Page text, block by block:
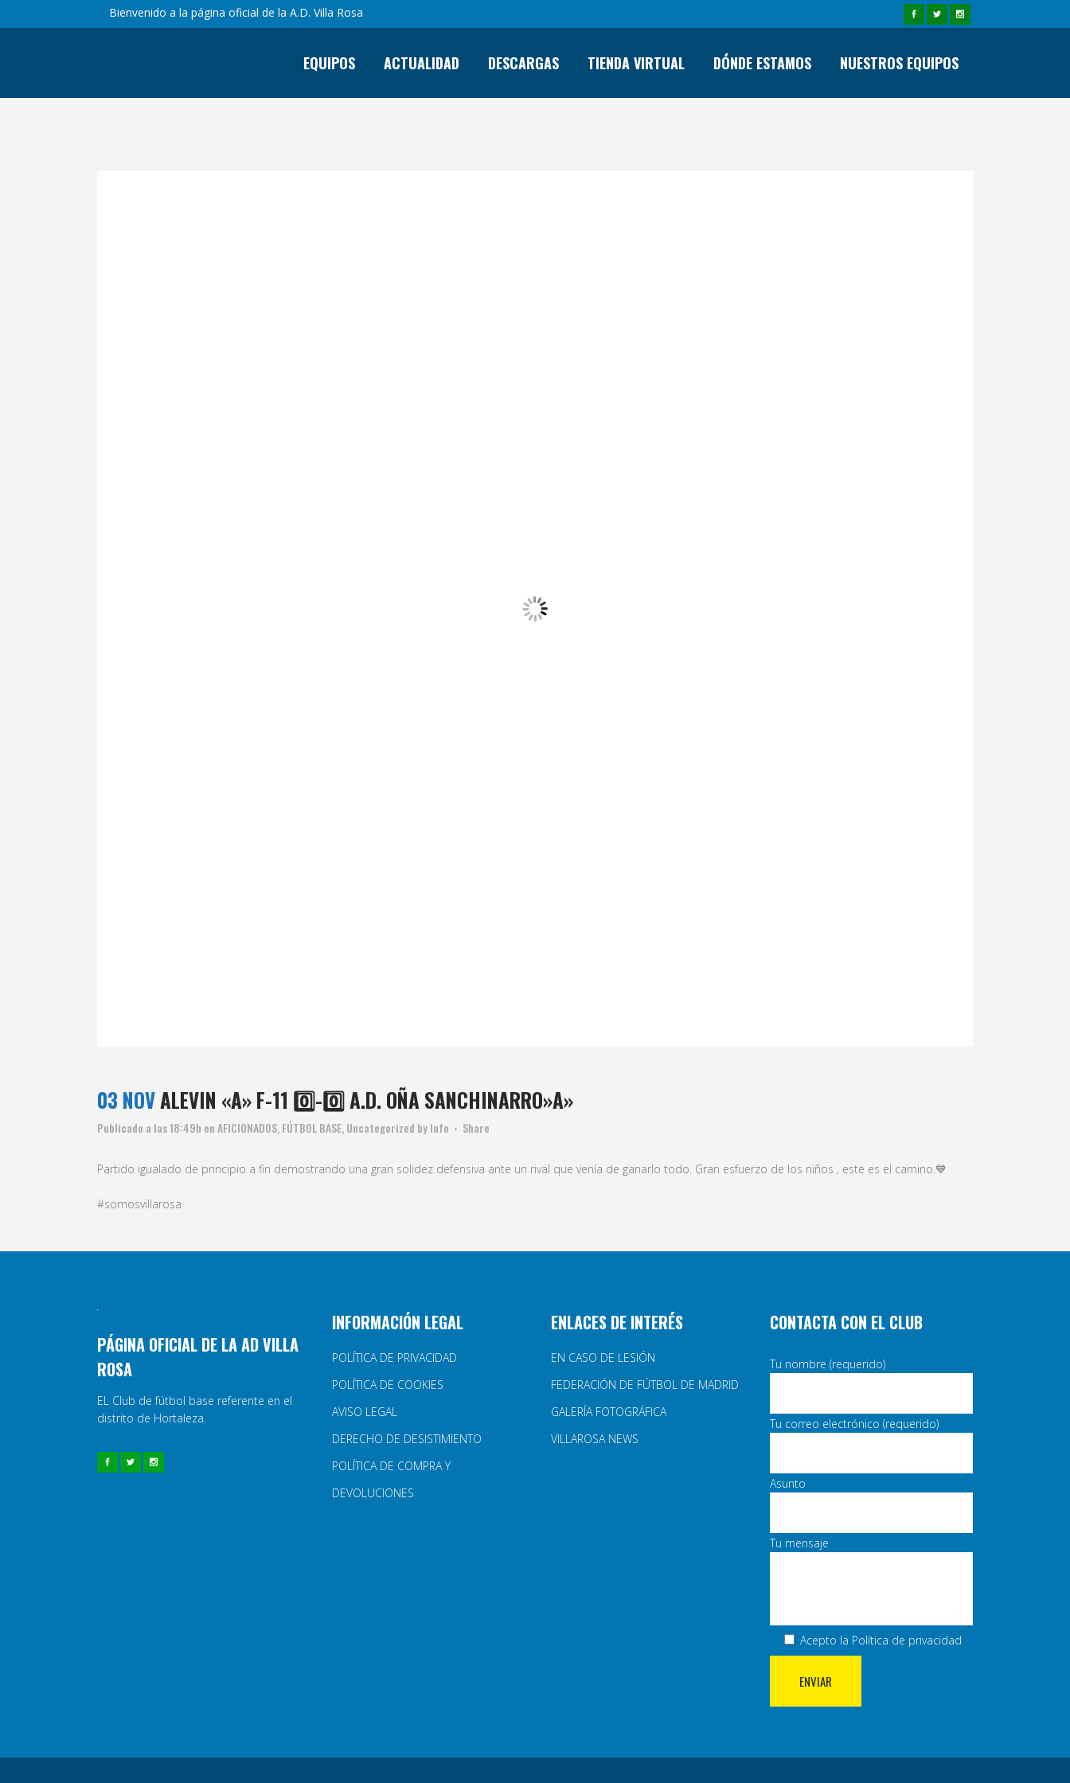
Bienvenido a la página oficial de la A.D. Villa Rosa
EQUIPOS ACTUALIDAD DESCARGAS TIENDA VIRTUAL DÓNDE ESTAMOS NUESTROS EQUIPOS
03 NOVALEVIN «A» F-11 0️⃣-0️⃣ A.D. OÑA SANCHINARRO»A»
Publicado a las 18:49h enAFICIONADOS FÚTBOL BASE Uncategorized byInfo Share
Partido igualado de principio a fin demostrando una gran solidez defensiva ante un rival que venía de ganarlo todo. Gran esfuerzo de los niños , este es el camino.💙
#somosvillarosa
PÁGINA OFICIAL DE LA AD VILLA
ROSA
EL Club de fútbol base referente en el
distrito de Hortaleza.
INFORMACIÓN LEGAL
POLÍTICA DE PRIVACIDAD
POLÍTICA DE COOKIES
AVISO LEGAL
DERECHO DE DESISTIMIENTO
POLÍTICA DE COMPRA Y
DEVOLUCIONES
ENLACES DE INTERÉS
EN CASO DE LESIÓN
FEDERACIÓN DE FÚTBOL DE MADRID
GALERÍA FOTOGRÁFICA
VILLAROSA NEWS
CONTACTA CON EL CLUB
Tu nombre (requerido)
Tu correo electrónico (requerido)
Asunto
Tu mensaje
Acepto la Política de privacidad